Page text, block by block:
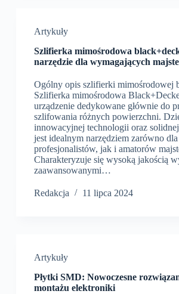
Artykuły
Szlifierka mimośrodowa
narzędzie dla wymagających
Ogólny opis szlifierki mimośrodowej
Szlifierka mimośrodowa
urządzenie dedykowane głównie do
szlifowania różnych powierzchni.
innowacyjnej technologii oraz
jest idealnym narzędziem zarówno dla
profesjonalistów, jak i amatorów
Charakteryzuje się wysoką jakością
zaawansowanymi…
Redakcja 11 lipca 2024
Artykuły
Płytki SMD: Nowoczesne
montażu elektroniki